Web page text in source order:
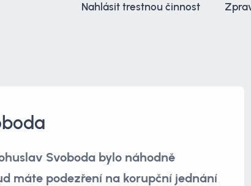
Nahlásit trestnou činnost
Svoboda bylo náhodně
máte podezření na korupční jednání